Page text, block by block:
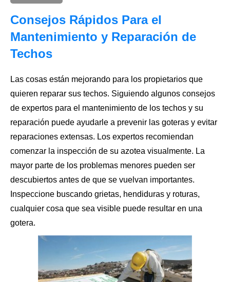
Consejos Rápidos Para el
Mantenimiento y Reparación de
Techos
Las cosas están mejorando para los propietarios que
quieren reparar sus techos. Siguiendo algunos consejos
de expertos para el mantenimiento de los techos y su
reparación puede ayudarle a prevenir las goteras y evitar
reparaciones extensas. Los expertos recomiendan
comenzar la inspección de su azotea visualmente. La
mayor parte de los problemas menores pueden ser
descubiertos antes de que se vuelvan importantes.
Inspeccione buscando grietas, hendiduras y roturas,
cualquier cosa que sea visible puede resultar en una
gotera.